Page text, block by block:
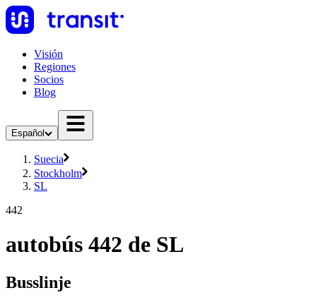
Visión
Regiones
Socios
Blog
Español
Suecia
Stockholm
SL
442
autobús 442 de SL
Busslinje